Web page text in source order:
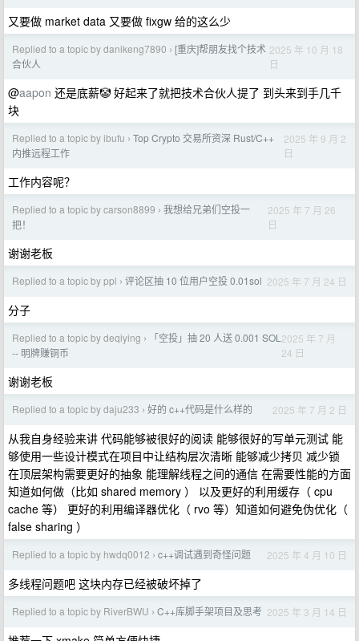
又要做 market data 又要做 fixgw 给的这么少
Replied to a topic by danikeng7890 › [重庆]帮朋友找个技术
合伙人
2025 年 10 月 18
日
@aapon 还是底薪🤡 好起来了就把技术合伙人提了 到头来到手几千
块
Replied to a topic by ibufu › Top Crypto 交易所资深 Rust/C++
内推远程工作
2025 年 9 月 2
日
工作内容呢？
Replied to a topic by carson8899 › 我想给兄弟们空投一
把！
2025 年 7 月 26
日
谢谢老板
Replied to a topic by ppl › 评论区抽 10 位用户空投 0.01sol 2025 年 7 月 24 日
分子
Replied to a topic by deqiying ›
「空投」抽 20 人送 0.001 SOL
-- 明牌赚铜币
2025 年 7 月
24 日
谢谢老板
Replied to a topic by daju233 › 好的 c++代码是什么样的 2025 年 7 月 2 日
从我自身经验来讲 代码能够被很好的阅读 能够很好的写单元测试 能
够使用一些设计模式在项目中让结构层次清晰 能够减少拷贝 减少锁
在顶层架构需要更好的抽象 能理解线程之间的通信 在需要性能的方面
知道如何做（比如 shared memory ） 以及更好的利用缓存（ cpu
cache 等） 更好的利用编译器优化（ rvo 等）知道如何避免伪优化（
false sharing ）
Replied to a topic by hwdq0012 › c++调试遇到奇怪问题 2025 年 4 月 10 日
多线程问题吧 这块内存已经被破坏掉了
Replied to a topic by RiverBWU › C++库脚手架项目及思考 2025 年 3 月 14 日